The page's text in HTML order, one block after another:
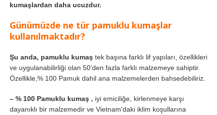
kumaşlardan daha ucuzdur.
Günümüzde ne tür pamuklu kumaşlar
kullanılmaktadır?
Şu anda, pamuklu kumaş tek başına farklı lif yapıları, özellikleri
ve uygulanabilirliği olan 50’den fazla farklı malzemeye sahiptir.
Özellikle,% 100 Pamuk dahil ana malzemelerden bahsedebiliriz.
– % 100 Pamuklu kumaş , iyi emiciliğe, kirlenmeye karşı
dayanıklı bir malzemedir ve Vietnam’daki iklim koşullarına